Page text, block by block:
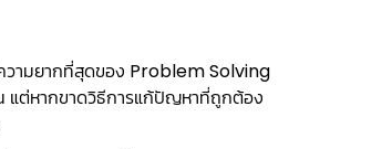
ามยากที่สุดของ Problem Solving
น แต่หากขาดวิธีการแก้ปัญหาที่ถูกต้อง